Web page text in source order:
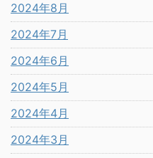
2024年8月
2024年7月
2024年6月
2024年5月
2024年4月
2024年3月